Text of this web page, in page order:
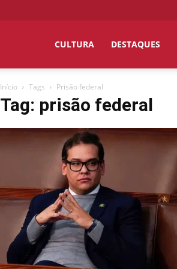
CULTURA DESTAQUES
Início Tags Prisão federal
Tag: prisão federal